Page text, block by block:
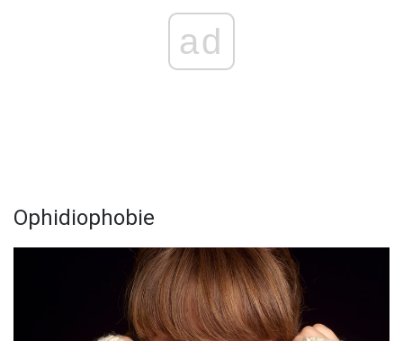
ad
Ophidiophobie